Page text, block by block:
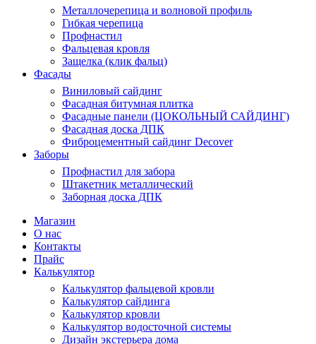
Металлочерепица и волновой профиль
Гибкая черепица
Профнастил
Фальцевая кровля
Защелка (клик фальц)
Фасады
Виниловый сайдинг
Фасадная битумная плитка
Фасадные панели (ЦОКОЛЬНЫЙ САЙДИНГ)
Фасадная доска ДПК
Фиброцементный сайдинг Decover
Заборы
Профнастил для забора
Штакетник металлический
Заборная доска ДПК
Магазин
О нас
Контакты
Прайс
Калькулятор
Калькулятор фальцевой кровли
Калькулятор сайдинга
Калькулятор кровли
Калькулятор водосточной системы
Дизайн экстерьера дома